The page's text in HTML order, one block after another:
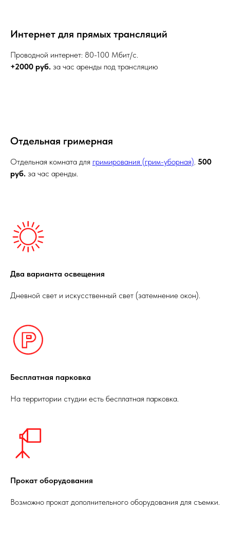
Интернет для прямых трансляций
Проводной интернет: 80-100 Мбит/с.
+2000 руб. за час аренды под трансляцию
Отдельная гримерная
Отдельная комната для гримирования (грим-уборная). 500
руб. за час аренды.
Два варианта освещения
Дневной свет и искусственный свет (затемнение окон).
Бесплатная парковка
На территории студии есть бесплатная парковка.
Прокат оборудования
Возможно прокат дополнительного оборудования для съемки.